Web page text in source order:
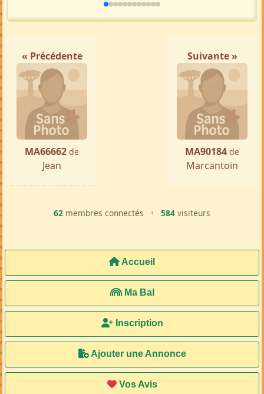
« Précédente
MA66662 de
Jean
Suivante »
MA90184 de
Marcantoin
62 membres connectés • 584 visiteurs
Accueil
Ma Bal
Inscription
Ajouter une Annonce
Vos Avis